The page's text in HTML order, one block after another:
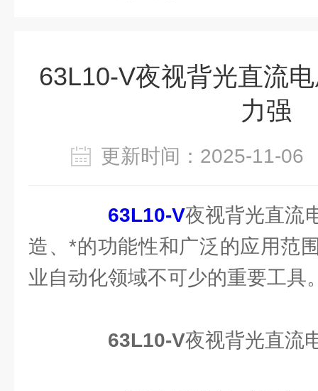
63L10-V夜视背光直流
力强
更新时间：2025-11-
63L10-V夜视背光直流
造、*的功能性和广泛的应用范
业自动化领域不可少的重要工具
63L10-V夜视背光直流